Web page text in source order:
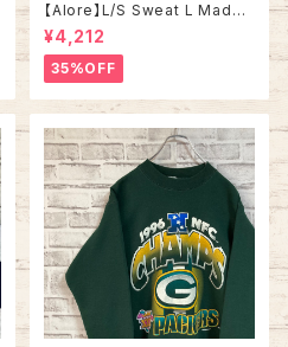
【Alore】L/S Sweat L Made i
n USA 90s 社交クラブ プロモ
ーション スウェット トレーナー
USA製 vintage ヴィンテージ
アメリカ USA 古着
¥4,212
35%OFF